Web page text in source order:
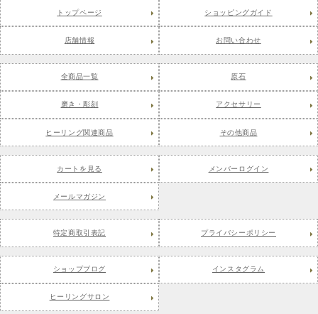
トップページ ショッピングガイド
店舗情報 お問い合わせ
全商品一覧 原石
磨き・彫刻 アクセサリー
ヒーリング関連商品 その他商品
カートを見る メンバーログイン
メールマガジン
特定商取引表記 プライバシーポリシー
ショップブログ インスタグラム
ヒーリングサロン